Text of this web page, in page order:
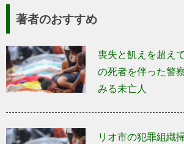
著者のおすすめ
喪失と飢えを超
の死者を伴った警
みる未亡人
リオ市の犯罪組織